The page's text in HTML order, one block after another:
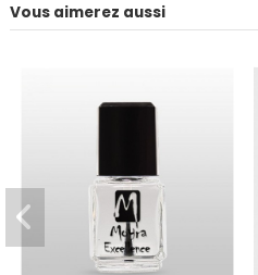
Vous aimerez aussi